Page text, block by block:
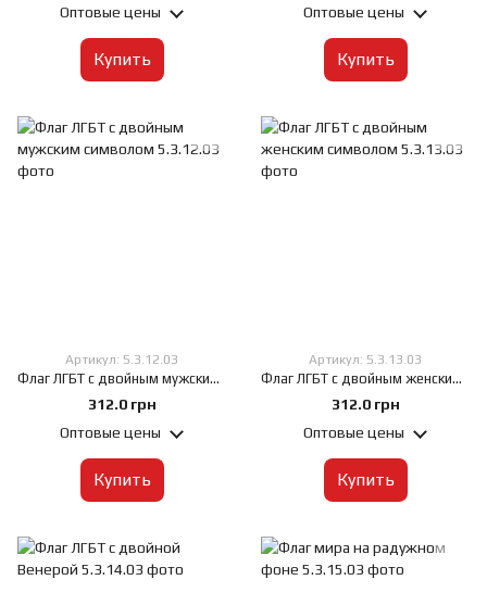
Оптовые цены
Купить
Оптовые цены
Купить
Артикул: 5.3.12.03
Флаг ЛГБТ с двойным мужским символом, 60х90 см, Искусственный шелк 50 г/м², Сублимационная печать, односторонний, Карман под древко слева
312.0 грн
Оптовые цены
Купить
Артикул: 5.3.13.03
Флаг ЛГБТ с двойным женским символом, 60х90 см, Искусственный шелк 50 г/м², Сублимационная печать, односторонний, Карман под древко слева
312.0 грн
Оптовые цены
Купить